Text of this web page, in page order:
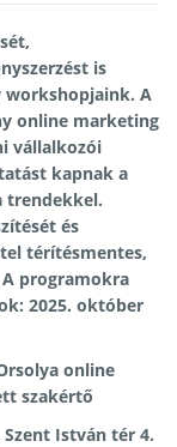
is
A
online marketing
vállalkozói
kapnak a
trendekkel.
és
térítésmentes,
programokra
2025. október
online
szakértő
István tér 4.